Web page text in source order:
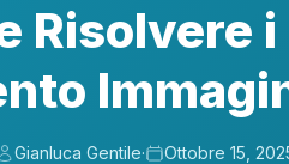
Risolvere
Gianluca Gentile· Ottobre 15,